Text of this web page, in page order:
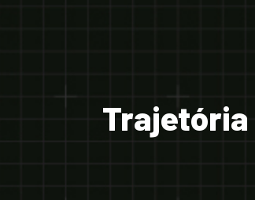
Trajetória